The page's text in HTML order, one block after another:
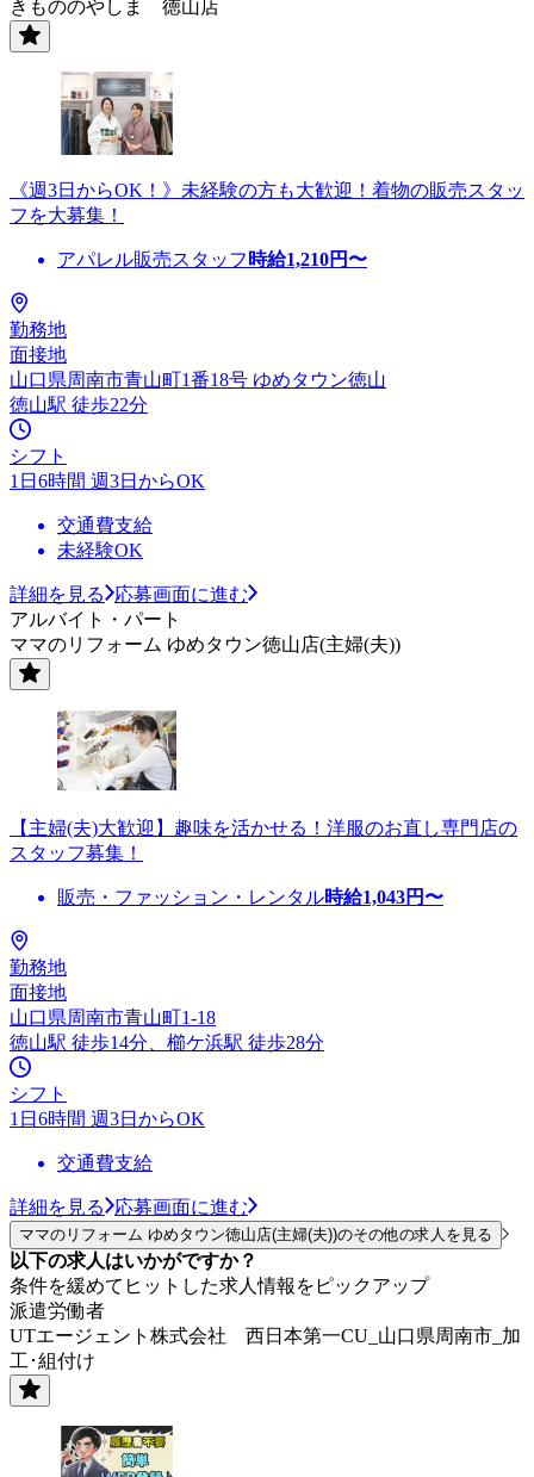
きもののやしま 徳山店
《週3日からOK！》未経験の方も大歓迎！着物の販売スタッ
フを大募集！
アパレル販売スタッフ 時給1,210円〜
勤務地
面接地
山口県周南市青山町1番18号 ゆめタウン徳山
徳山駅 徒歩22分
シフト
1日6時間 週3日からOK
交通費支給
未経験OK
詳細を見る
応募画面に進む
アルバイト・パート
ママのリフォーム ゆめタウン徳山店(主婦(夫))
【主婦(夫)大歓迎】趣味を活かせる！洋服のお直し専門店の
スタッフ募集！
販売・ファッション・レンタル時給1,043円〜
勤務地
面接地
山口県周南市青山町1-18
徳山駅 徒歩14分、櫛ケ浜駅 徒歩28分
シフト
1日6時間 週3日からOK
交通費支給
詳細を見る 応募画面に進む
ママのリフォーム ゆめタウン徳山店(主婦(夫))のその他の求人を見る
以下の求人はいかがですか？
条件を緩めてヒットした求人情報をピックアップ
派遣労働者
UTエージェント株式会社 西日本第一CU_山口県周南市_加
工･組付け